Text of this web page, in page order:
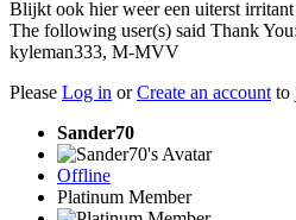
Blijkt ook hier weer een uiterst
The following user(s) said Thank You:
kyleman333, M-MVV
Please Log in orCreate an account to
Sander70
Offline
Platinum Member